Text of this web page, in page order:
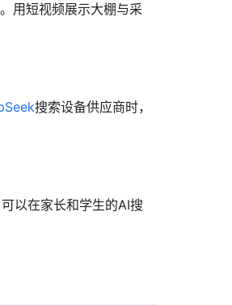
用短视频展示大棚与采
搜索设备供应商时，
以在家长和学生的AI搜